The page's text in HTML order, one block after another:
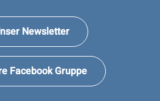
Newsletter
Facebook Gruppe